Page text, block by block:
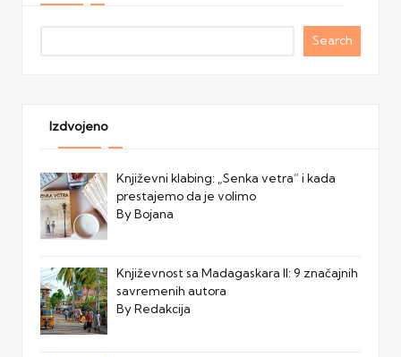
Search
Izdvojeno
Književni klabing: „Senka vetra” i kada
prestajemo da je volimo
By Bojana
Književnost sa Madagaskara II: 9 značajnih
savremenih autora
By Redakcija